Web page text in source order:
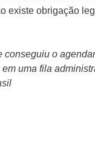
existe obrigação
o
uma fila